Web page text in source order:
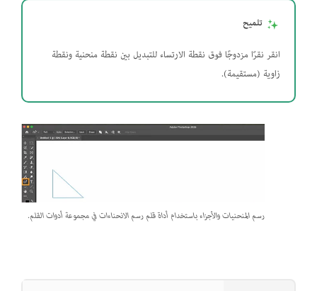
تلميح
انقر نقرًا مزدوجًا فوق نقطة الارتساء للتبديل بين نقطة منحنية ونقطة
زاوية (مستقيمة).
رسم المنحنيات والأجزاء باستخدام أداة قلم رسم الانحناءات في مجموعة أدوات القلم.